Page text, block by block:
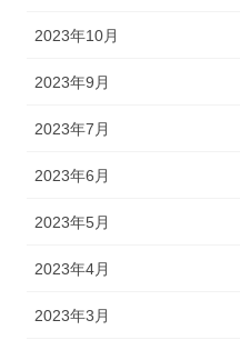
2023年10月
2023年9月
2023年7月
2023年6月
2023年5月
2023年4月
2023年3月